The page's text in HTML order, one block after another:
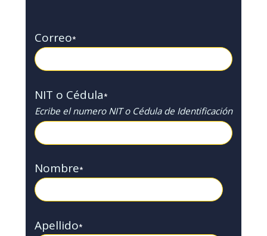
Correo*
NIT o Cédula*
Ecribe el numero NIT o Cédula de Identificación
Nombre*
Apellido*